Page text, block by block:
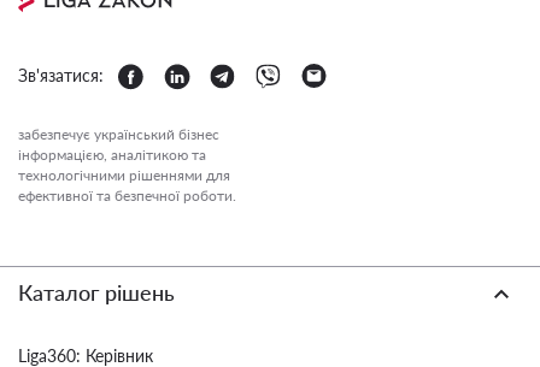
Зв'язатися:
забезпечує український бізнес
інформацією, аналітикою та
технологічними рішеннями для
ефективної та безпечної роботи.
Каталог рішень
Liga360: Керівник